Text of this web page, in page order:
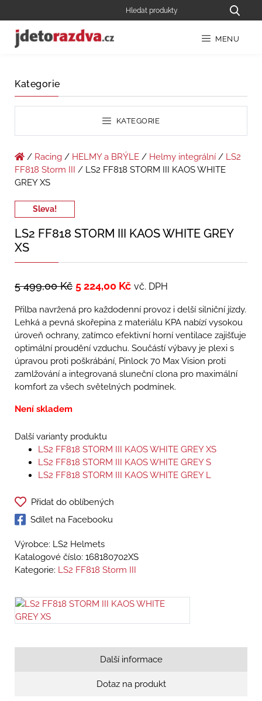
MENU
Kategorie
KATEGORIE
/ Racing / HELMY a BRÝLE / Helmy integrální / LS2
FF818 Storm III
/ LS2 FF818 STORM III KAOS WHITE
GREY XS
Sleva!
LS2 FF818 STORM III KAOS WHITE GREY
XS
5 499,00Kč 5 224,00 Kč vč. DPH
Přilba navržená pro každodenní provoz i delší silniční jízdy.
Lehká a pevná skořepina z materiálu KPA nabízí vysokou
úroveň ochrany, zatímco efektivní horní ventilace zajišťuje
optimální proudění vzduchu. Součástí výbavy je plexi s
úpravou proti poškrábání, Pinlock 70 Max Vision proti
zamlžování a integrovaná sluneční clona pro maximální
komfort za všech světelných podmínek.
Není skladem
Další varianty produktu
LS2 FF818 STORM III KAOS WHITE GREY XS
LS2 FF818 STORM III KAOS WHITE GREY S
LS2 FF818 STORM III KAOS WHITE GREY L
Přidat do oblíbených
Sdílet na Facebooku
Výrobce: LS2 Helmets
Katalogové číslo: 168180702XS
Kategorie: LS2 FF818 Storm III
Další informace
Dotaz na produkt